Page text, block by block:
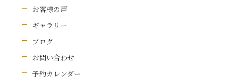
お客様の声
ギャラリー
ブログ
お問い合わせ
予約カレンダー